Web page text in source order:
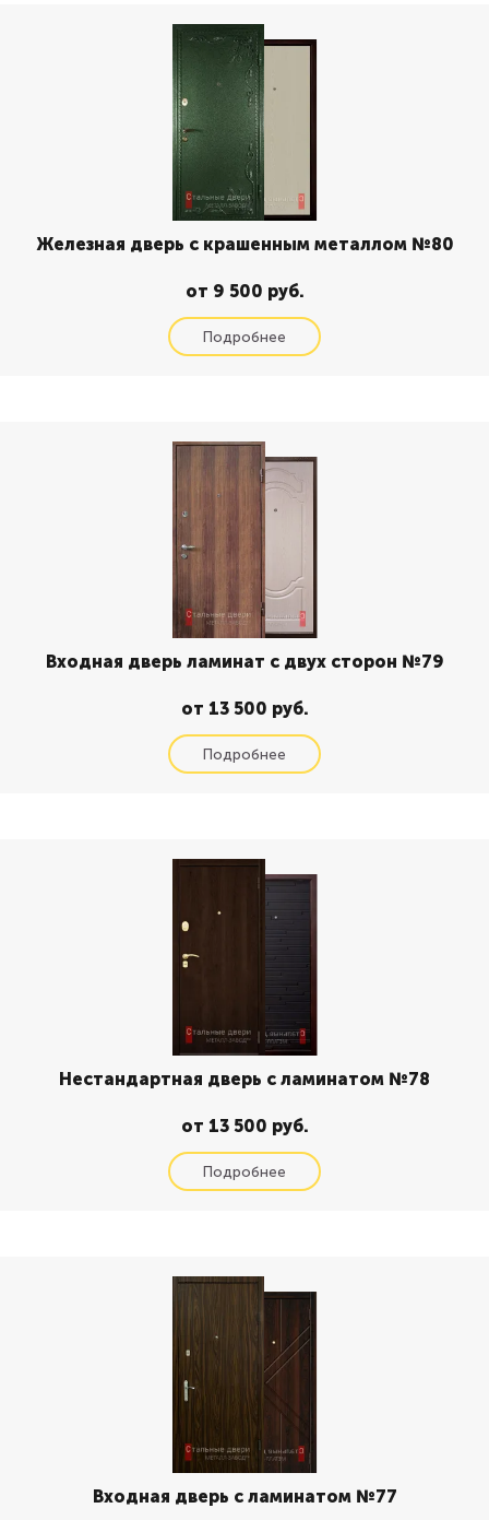
Железная дверь с крашенным металлом №80
от 9 500 руб.
Входная дверь ламинат с двух сторон №79
от 13 500 руб.
Нестандартная дверь с ламинатом №78
от 13 500 руб.
Входная дверь с ламинатом №77